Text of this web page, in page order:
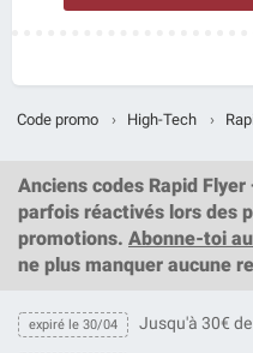
Code promo › High-Tech ›
Anciens codes Rapid
parfois réactivés lors des
promotions. Abonne-toi
ne plus manquer aucune
expiré le 30/04 Jusqu'à 30€